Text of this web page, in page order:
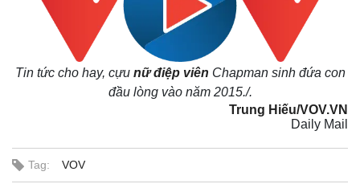
Tin tức cho hay, cựu nữ điệp viên Chapman sinh đứa con
đầu lòng vào năm 2015./.
Trung Hiếu/VOV.VN
Daily Mail
Tag: VOV